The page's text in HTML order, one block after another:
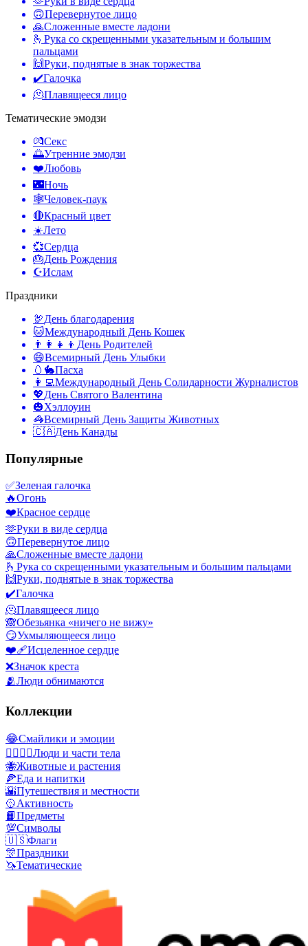
🙃Перевернутое лицо
🙏Сложенные вместе ладони
🫰 Рука со скрещенными указательным и большим
пальцами
🙌Руки, поднятые в знак торжества
✔️Галочка
🫠Плавящееся лицо
Тематические эмодзи
💏Секс
🌅Утренние эмодзи
❤️Любовь
🌃Ночь
🕸️Человек-паук
🔴Красный цвет
☀️Лето
💞Сердца
🎂День Рождения
☪️Ислам
Праздники
🦃День благодарения
🐱Международный День Кошек
👨‍👩‍👧‍👦 День Родителей
😄Всемирный День Улыбки
🥚🐇Пасха
👩‍💻Международный День Солидарности Журналистов
💖День Святого Валентина
🎃Хэллоуин
🦓Всемирный День Защиты Животных
🇨🇦День Канады
Популярные
✅Зеленая галочка
🔥Огонь
❤️Красное сердце
🫶Руки в виде сердца
🙃Перевернутое лицо
🙏Сложенные вместе ладони
🫰 Рука со скрещенными указательным и большим пальцами
🙌Руки, поднятые в знак торжества
✔️Галочка
🫠Плавящееся лицо
🙈Обезьянка «ничего не вижу»
😏Ухмыляющееся лицо
❤️‍🩹Исцеленное сердце
❌Значок креста
🫂Люди обнимаются
Коллекции
😂Смайлики и эмоции
👩‍❤️‍💋‍👨Люди и части тела
🐝Животные и растения
🍕Еда и напитки
🌇Путешествия и местности
🥎Активность
📙Предметы
💯Символы
🇺🇸Флаги
🎊Праздники
🦄Тематические